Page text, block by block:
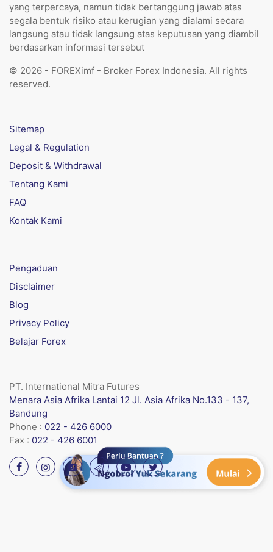
yang terpercaya, namun tidak bertanggung jawab atas
segala bentuk risiko atau kerugian yang dialami secara
langsung atau tidak langsung atas keputusan yang diambil
berdasarkan informasi tersebut
© 2026 - FOREXimf - Broker Forex Indonesia. All rights
reserved.
Sitemap
Legal & Regulation
Deposit & Withdrawal
Tentang Kami
FAQ
Kontak Kami
Pengaduan
Disclaimer
Blog
Privacy Policy
Belajar Forex
PT. International Mitra Futures
Menara Asia Afrika Lantai 12 Jl. Asia Afrika No.133 - 137,
Bandung
Phone : 022 - 426 6000
Fax : 022 - 426 6001